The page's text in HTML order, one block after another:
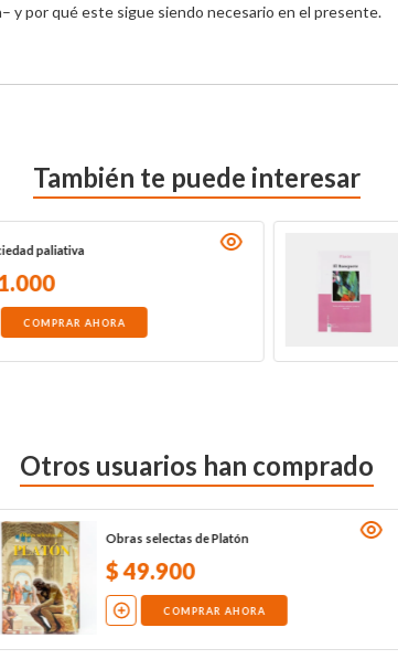
y por qué este sigue siendo necesario en el presente.
También te puede interesar
El banquete
Otros usuarios han comprado
Obras selectas de Platón
$49.900
COMPRAR AHORA